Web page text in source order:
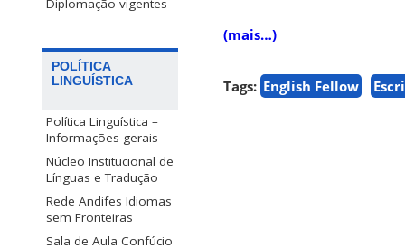
Diplomação vigentes
POLÍTICA
LINGUÍSTICA
Política Linguística –
Informações gerais
Núcleo Institucional de
Línguas e Tradução
Rede Andifes Idiomas
sem Fronteiras
Sala de Aula Confúcio
(mais…)
Tags: English Fellow